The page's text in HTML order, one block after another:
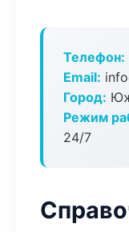
Телефон:
Email:
Город:
Режим
24/7